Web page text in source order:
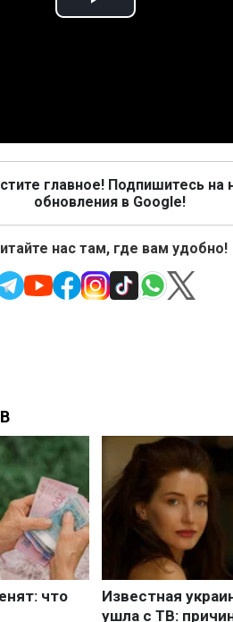
Play
главное! Подпишитесь на
обновления в Google!
нас там, где вам удобно!